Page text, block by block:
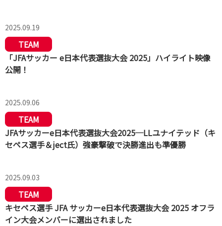
2025.09.19
TEAM
「JFAサッカー e日本代表選抜大会 2025」ハイライト映像
公開！
2025.09.06
TEAM
JFAサッカーe日本代表選抜大会2025─LLユナイテッド（キ
セペス選手＆ject氏）強豪撃破で決勝進出も準優勝
2025.09.03
TEAM
キセペス選手 JFA サッカーe日本代表選抜大会 2025 オフラ
イン大会メンバーに選出されました